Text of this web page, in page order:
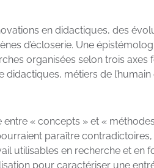
en didactiques, des
d’écloserie. Une
organisées selon trois
métiers de
« concepts » et «
paraître
utilisables en recherche et en
pour caractériser une